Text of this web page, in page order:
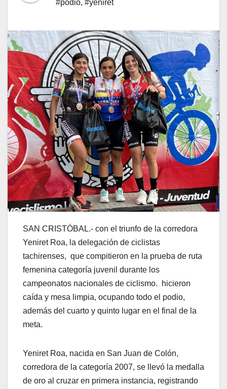
#podio, #yeniret
SAN CRISTÓBAL.- con el triunfo de la corredora
Yeniret Roa, la delegación de ciclistas
tachirenses, que compitieron en la prueba de ruta
femenina categoría juvenil durante los
campeonatos nacionales de ciclismo. hicieron
caída y mesa limpia, ocupando todo el podio,
además del cuarto y quinto lugar en el final de la
meta.
Yeniret Roa, nacida en San Juan de Colón,
corredora de la categoría 2007, se llevó la medalla
de oro al cruzar en primera instancia, registrando